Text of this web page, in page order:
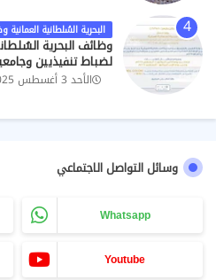
البحرية السُلطانية
لضباط تنفيذيين
الأحد 3 أغسطس 2025
وسائل التواصل الاجتماعي
Whatsapp
Youtube